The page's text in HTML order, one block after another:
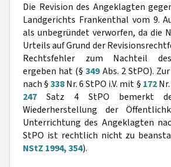
Die Revision des Angeklagten
Landgerichts Frankenthal vom 9.
als unbegründet verworfen, da die
Urteils auf Grund der
Rechtsfehler zum Nachteil
ergeben hat (§349Abs. 2 StPO).
nach §338Nr. 6 StPO i.V. mit § 172Nr.
247 Satz 4 StPO bemerkt
Wiederherstellung der
Unterrichtung des Angeklagten
StPO ist rechtlich nicht zu
NStZ 1994, 354).